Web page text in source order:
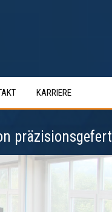
KARRIERE